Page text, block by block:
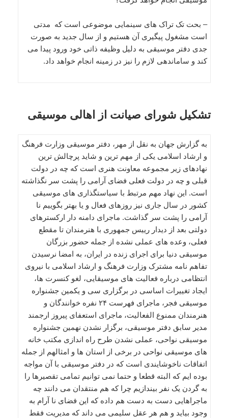
– بحت تک تراک های سینمایی موضوعی است که مدتی
است مشغول پیگیری آن هستیم و از سال جدید به صورت
جدی دفتر موسیقی به دلیل وظیفه ذاتی خود ورود پیدا می
کند و ساماندهی لازم را نیز در زمینه انجام خواهد داد.
تشکیل شورای صیانت از اهالی موسیقی
به گزارش جهان به نقل از مهر، دفتر موسیقی وزارت فرهنگ
و ارشاد اسلامی یکی از مهم ترین و شاید پرچالش ترین
نهادهای زیر مجموعه معاونت هنری است که چه در دولت
قبلی و چه در دولت فعلی فضای آرامی را پشت سر نگذاشته
است. این نهاد مهم مرتبط با سیاستگذاری های موسیقی
کشور در سال جاری نیز روزهای فعال و یا بهتر بگوییم نا
آرامی را پشت سر گذاشت. ماجرای دامنه دار ارکسترهای
دولتی بعد از دیدار رییس جمهوری با هنرمندان تا مقطع
فعلی، وعده های عملی نشده از جمله حضور بزرگان
موسیقی دنیا برای اجرای زنده در ایران، به امضا نرسیدن
تفاهم نامه مشترک وزارت فرهنگ و ارشاد اسلامی با نیروی
انتظامی درباره فعالیت های موسیقایی، لغو کنسرت ها،
ایجاد تغییرات اساسی در برگزاری سی و یکمین جشنواره
موسیقی فجر، ماجرای فهرست ۲۴ نفره خوانندگان و
هنرمندان ممنوع الفعالیت، ماجرای استعفای پیروز ارجمند
مدیر سابق دفتر موسیقی، برگزار نشدن نهمین جشنواره
موسیقی نواحی، عملی نشدن طرح راه اندازی مکتب خانه
های موسیقی نواحی در برخی از استان ها و امثالهم از جمله
اتفاقات ناخوشایندی است که در دفتر موسیقی با آن مواجه
بوده ایم که البته قطعا و حتما نمی توانیم تمامی تقصیرها را
به گردن یک نفر بیندازیم چرا که هم منتقدان می دانند چه
ماجراهایی دست به دست هم داده که این فضای نا آرام به
وجود بیاید و هم هر عقل سلیمی می داند که مدیریت فقط